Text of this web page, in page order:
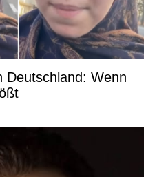
Deutschland: Wenn